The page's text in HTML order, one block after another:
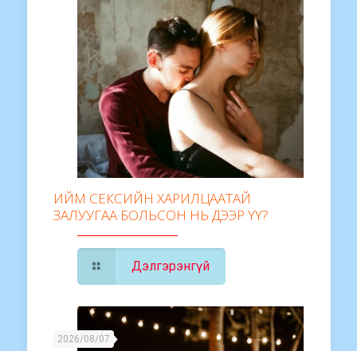
ИЙМ СЕКСИЙН ХАРИЛЦААТАЙ
ЗАЛУУГАА БОЛЬСОН НЬ ДЭЭР ҮҮ?
Дэлгэрэнгүй
2026/08/07